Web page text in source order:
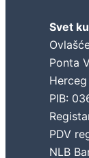
Svet
Ponta
PIB:
PDV
NLB